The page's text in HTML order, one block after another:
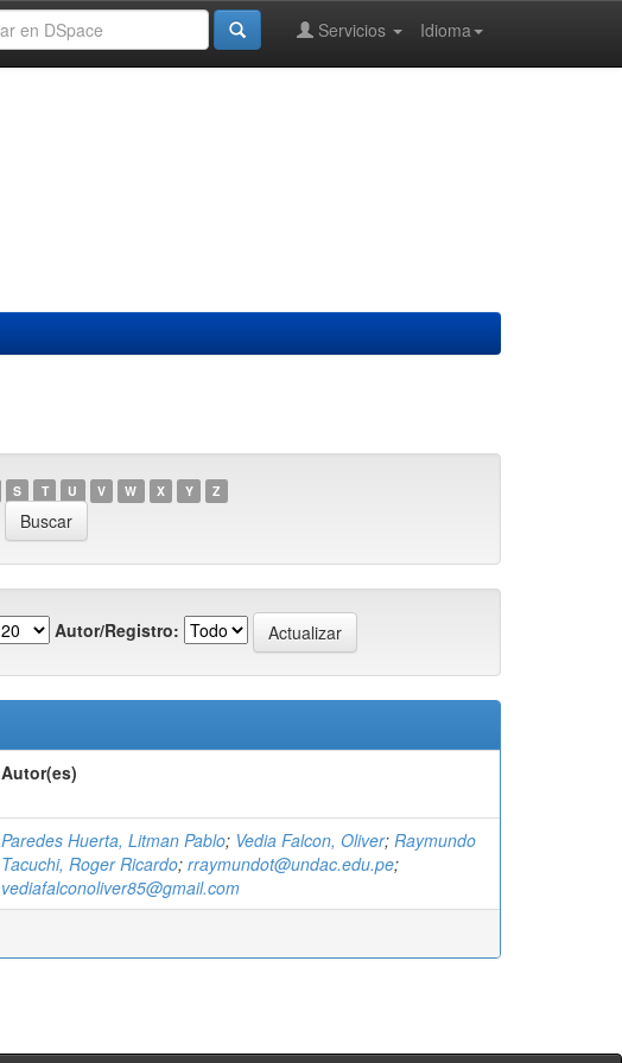
Idioma
Servicios
S T U V W X Y Z
Autor/Registro:
Autor(es)
Paredes Huerta, Litman Pablo; Vedia Falcon, Oliver; Raymundo
Tacuchi, Roger Ricardo; rraymundot@undac.edu.pe;
vediafalconoliver85@gmail.com